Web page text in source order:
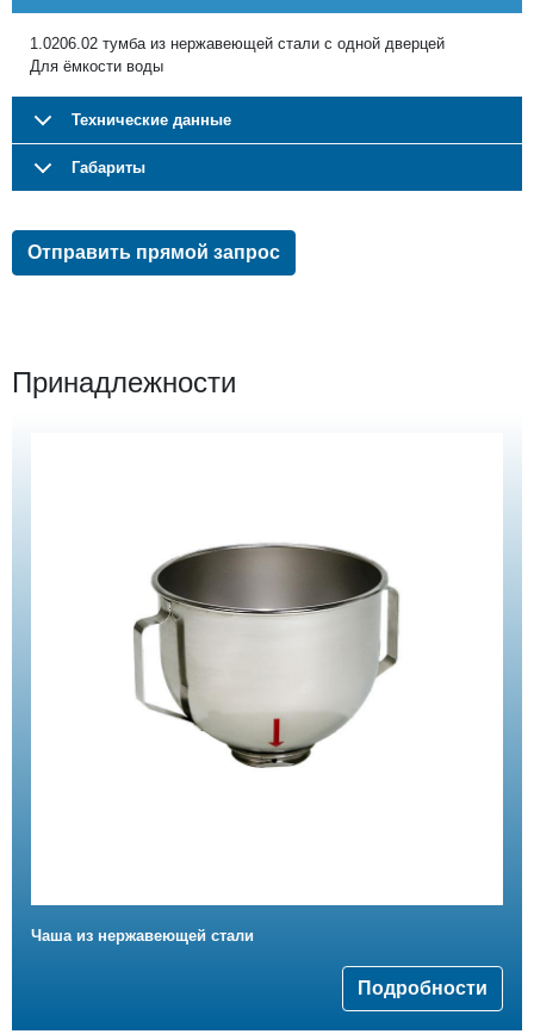
1.0206.02 тумба из нержавеющей стали с одной дверцей
Для ёмкости воды
Технические данные
Габариты
Отправить прямой запрос
Принадлежности
Чаша из нержавеющей стали
Подробности